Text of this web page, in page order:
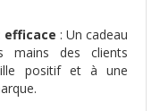
: Un cadeau
mains des clients
positif et à une